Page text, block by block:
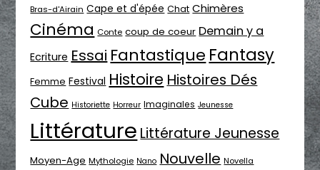
Bras-d'Airain Cape et d'épée Chat Chimères
Cinéma Conte coup de coeur Demain y a
Ecriture Essai Fantastique Fantasy
Femme Festival Histoire Histoires Dés
Cube Historiette Horreur Imaginales Jeunesse
Littérature Littérature Jeunesse
Moyen-Age Mythologie Nano Nouvelle Novella